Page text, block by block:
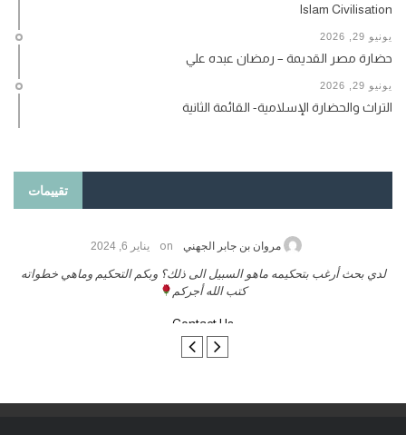
Islam Civilisation
يونيو 29, 2026
حضارة مصر القديمة – رمضان عبده علي
يونيو 29, 2026
التراث والحضارة الإسلامية- القائمة الثانية
تقييمات
حامد الزريقي on يناير 25, 2026
السلام عليكم ورحمة الله وبركاتة أرغب بنشر كتابي معكم